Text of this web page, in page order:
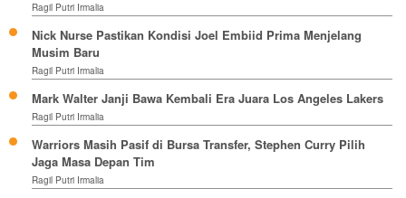
Ragil Putri Irmalia
Nick Nurse Pastikan Kondisi Joel Embiid Prima Menjelang
Musim Baru
Ragil Putri Irmalia
Mark Walter Janji Bawa Kembali Era Juara Los Angeles Lakers
Ragil Putri Irmalia
Warriors Masih Pasif di Bursa Transfer, Stephen Curry Pilih
Jaga Masa Depan Tim
Ragil Putri Irmalia